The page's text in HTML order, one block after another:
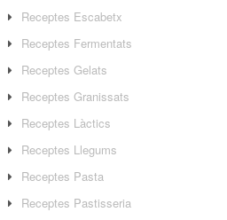
Receptes Escabetx
Receptes Fermentats
Receptes Gelats
Receptes Granissats
Receptes Làctics
Receptes Llegums
Receptes Pasta
Receptes Pastisseria